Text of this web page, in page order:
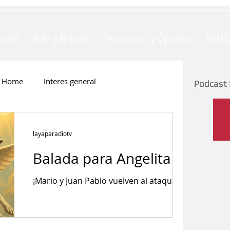
Home Interes general
Silvia Majul La Yapa
Balada para Angelita
¡Mario y Juan Pablo vuelven al ataque!
layaparadiotv
Podcast